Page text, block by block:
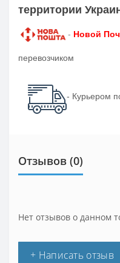
территории
- Новой
перевозчиком
- Курьером
Отзывов (0)
Нет отзывов о данном
+ Написать отзыв